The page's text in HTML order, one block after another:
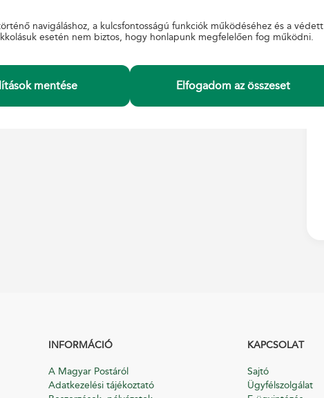
navigáláshoz, a kulcsfontosságú funkciók működéséhez és a védett
esetén nem biztos, hogy honlapunk megfelelően fog működni.
mentése Elfogadom az összeset
INFORMÁCIÓ
A Magyar Postáról
Adatkezelési tájékoztató
KAPCSOLAT
Sajtó
Ügyfélszolgálat